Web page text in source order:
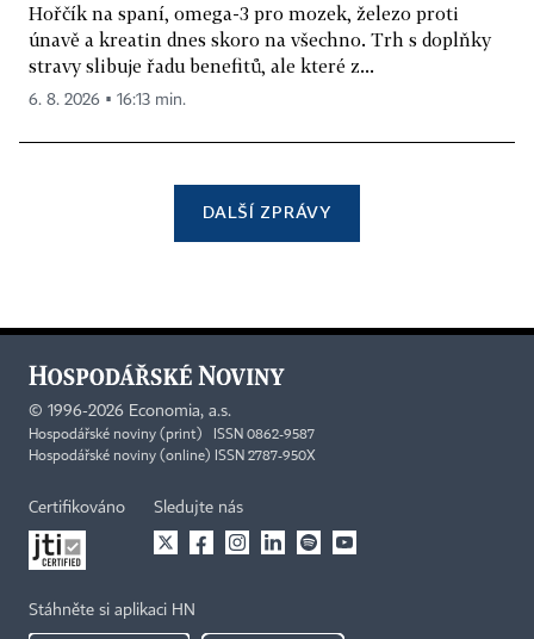
Hořčík na spaní, omega-3 pro mozek, železo proti
únavě a kreatin dnes skoro na všechno. Trh s doplňky
stravy slibuje řadu benefitů, ale které z...
6. 8. 2026 ▪ 16:13 min.
DALŠÍ ZPRÁVY
© 1996-2026 Economia, a.s.
Hospodářské noviny (print) ISSN 0862-9587
Hospodářské noviny (online) ISSN 2787-950X
Certifikováno Sledujte nás
Stáhněte si aplikaci HN